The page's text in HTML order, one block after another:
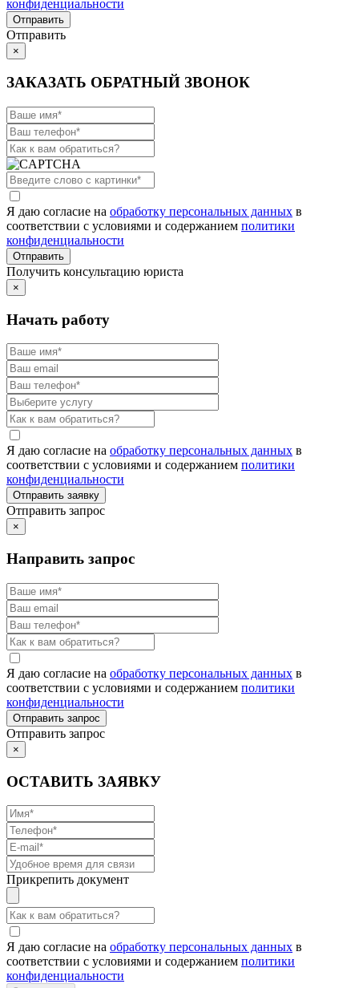
конфиденциальности
Отправить
×
ЗАКАЗАТЬ ОБРАТНЫЙ ЗВОНОК
Я даю согласие на обработку персональных данных в
соответствии с условиями и содержанием политики
конфиденциальности
Получить консультацию юриста
×
Начать работу
Я даю согласие на обработку персональных данных в
соответствии с условиями и содержанием политики
конфиденциальности
Отправить запрос
×
Направить запрос
Я даю согласие на обработку персональных данных в
соответствии с условиями и содержанием политики
конфиденциальности
Отправить запрос
×
ОСТАВИТЬ ЗАЯВКУ
Прикрепить документ
Я даю согласие на обработку персональных данных в
соответствии с условиями и содержанием политики
конфиденциальности